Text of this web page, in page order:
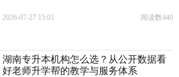
2026-07-27 15:01 阅读数440
湖南专升本机构怎么选？从公开数据看
好老师升学帮的教学与服务体系